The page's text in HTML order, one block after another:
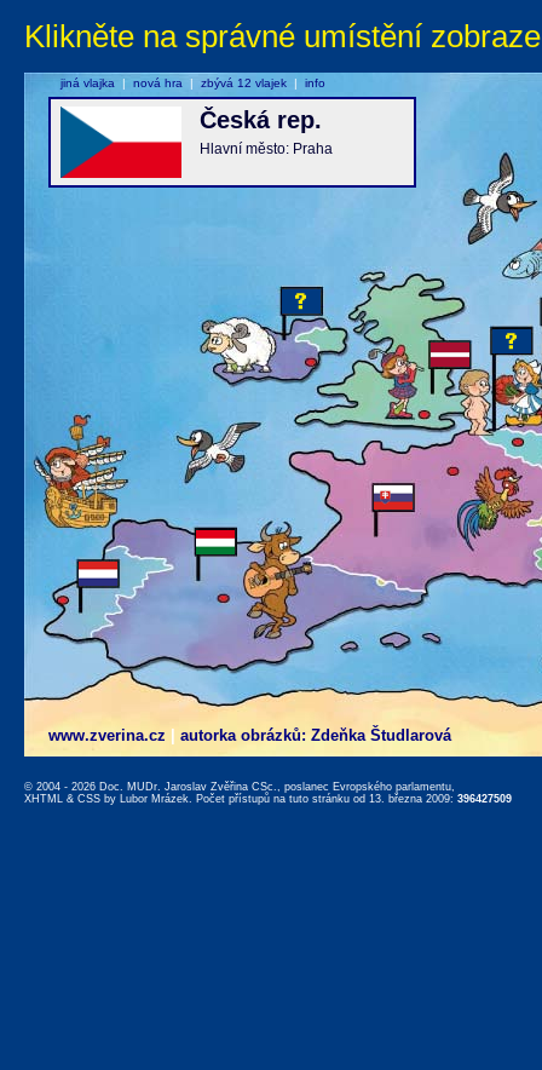
Klikněte na správné umístění
www.zverina.cz autorka obrázků: Zdeňka Študlarová
Česká rep.
Hlavní město: Praha
jiná vlajka | nová hra | zbývá 12 vlajek | info
© 2004 - 2026 Doc. MUDr. Jaroslav Zvěřina CSc., poslanec Evropského parlamentu,
XHTML & CSS by Lubor Mrázek. Počet přístupů na tuto stránku od 13. března 2009: 396427509